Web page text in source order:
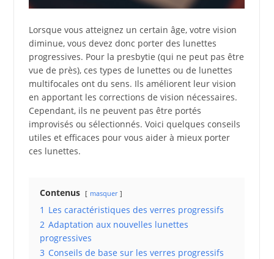
Lorsque vous atteignez un certain âge, votre vision
diminue, vous devez donc porter des lunettes
progressives. Pour la presbytie (qui ne peut pas être
vue de près), ces types de lunettes ou de lunettes
multifocales ont du sens. Ils améliorent leur vision
en apportant les corrections de vision nécessaires.
Cependant, ils ne peuvent pas être portés
improvisés ou sélectionnés. Voici quelques conseils
utiles et efficaces pour vous aider à mieux porter
ces lunettes.
Contenus masquer
1 Les caractéristiques des verres progressifs
2 Adaptation aux nouvelles lunettes
progressives
3 Conseils de base sur les verres progressifs